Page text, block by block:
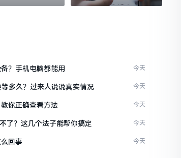
？手机电脑都能用 今天
多久？过来人说说真实情况 今天
你正确查看方法 今天
了？这几个法子能帮你搞定 今天
回事 今天